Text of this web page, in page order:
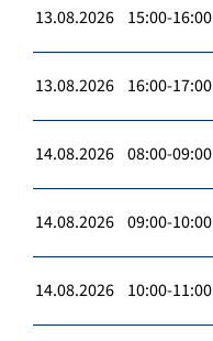
13.08.2026 15:00-16:00
13.08.2026 16:00-17:00
14.08.2026 08:00-09:00
14.08.2026 09:00-10:00
14.08.2026 10:00-11:00